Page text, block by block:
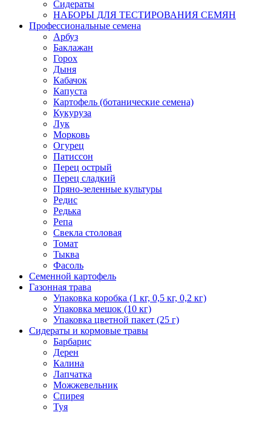
Сидераты
НАБОРЫ ДЛЯ ТЕСТИРОВАНИЯ СЕМЯН
Профессиональные семена
Арбуз
Баклажан
Горох
Дыня
Кабачок
Капуста
Картофель (ботанические семена)
Кукуруза
Лук
Морковь
Огурец
Патиссон
Перец острый
Перец сладкий
Пряно-зеленные культуры
Редис
Редька
Репа
Свекла столовая
Томат
Тыква
Фасоль
Семенной картофель
Газонная трава
Упаковка коробка (1 кг, 0,5 кг, 0,2 кг)
Упаковка мешок (10 кг)
Упаковка цветной пакет (25 г)
Сидераты и кормовые травы
Барбарис
Дерен
Калина
Лапчатка
Можжевельник
Спирея
Туя